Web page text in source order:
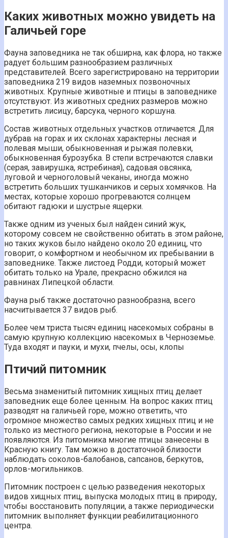
Каких животных можно увидеть на
Галичьей горе
Фауна заповедника не так обширна, как флора, но также
радует большим разнообразием различных
представителей. Всего зарегистрировано на территории
заповедника 219 видов наземных позвоночных
животных. Крупные животные и птицы в заповеднике
отсутствуют. Из животных средних размеров можно
встретить лисицу, барсука, черного коршуна.
Состав животных отдельных участков отличается. Для
дубрав на горах и их склонах характерны лесная и
полевая мыши, обыкновенная и рыжая полевки,
обыкновенная бурозубка. В степи встречаются славки
(серая, завирушка, ястребиная), садовая овсянка,
луговой и черноголовый чеканы, иногда можно
встретить больших тушканчиков и серых хомячков. На
местах, которые хорошо прогреваются солнцем
обитают гадюки и шустрые ящерки.
Также одним из ученых был найден синий жук,
которому совсем не свойственно обитать в этом районе,
но таких жуков было найдено около 20 единиц, что
говорит, о комфортном и необычном их пребывании в
заповеднике. Также листоед Родди, который может
обитать только на Урале, прекрасно обжился на
равнинах Липецкой области.
Фауна рыб также достаточно разнообразна, всего
насчитывается 37 видов рыб.
Более чем триста тысяч единиц насекомых собраны в
самую крупную коллекцию насекомых в Черноземье.
Туда входят и пауки, и мухи, пчелы, осы, клопы
Птичий питомник
Весьма знаменитый питомник хищных птиц делает
заповедник еще более ценным. На вопрос каких птиц
разводят на галичьей горе, можно ответить, что
огромное множество самых редких хищных птиц и не
только из местного региона, некоторые в России и не
появляются. Из питомника многие птицы занесены в
Красную книгу. Там можно в достаточной близости
наблюдать соколов-балобанов, сапсанов, беркутов,
орлов-могильников.
Питомник построен с целью разведения некоторых
видов хищных птиц, выпуска молодых птиц в природу,
чтобы восстановить популяции, а также периодически
питомник выполняет функции реабилитационного
центра.